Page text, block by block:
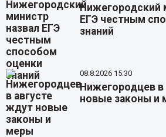
Нижегородский
ЕГЭ честным
знаний
08.8.2026 15:30
Нижегородцев в
новые законы и